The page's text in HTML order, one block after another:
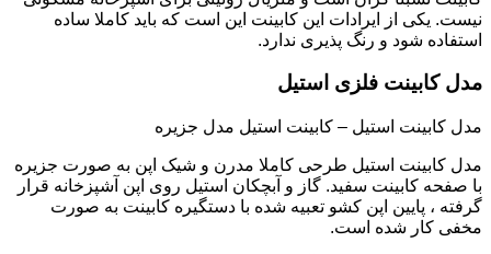
نیست. یکی از ایرادات این کابینت این است که باید کاملا ساده
استفاده شود و رنگ پذیری ندارد.
مدل کابینت فلزی استیل
مدل کابینت استیل – کابینت استیل مدل جزیره
مدل کابینت استیل طرحی کاملا مدرن و شیک اپن به صورت جزیره
با صفحه کابینت سفید. گاز و آبچکان استیل روی اپن آشپزخانه قرار
گرفته ، پایین اپن کشو تعبیه شده با دستگیره کابینت به صورت
مخفی کار شده است.